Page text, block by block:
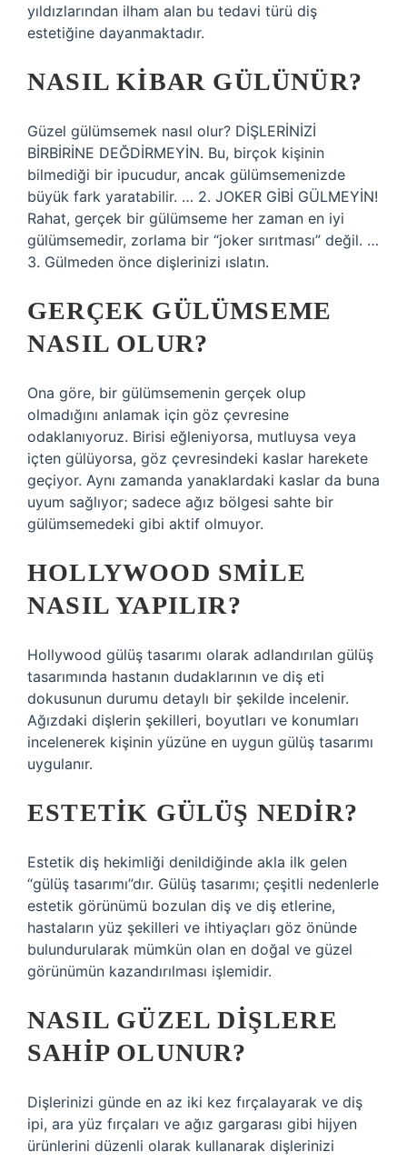
yıldızlarından ilham alan bu tedavi türü diş
estetiğine dayanmaktadır.
NASIL KIBAR GÜLÜNÜR?
Güzel gülümsemek nasıl olur? DİŞLERİNİZİ
BİRBİRİNE DEĞDİRMEYİN. Bu, birçok kişinin
bilmediği bir ipucudur, ancak gülümsemenizde
büyük fark yaratabilir. … 2. JOKER GİBİ GÜLMEYİN!
Rahat, gerçek bir gülümseme her zaman en iyi
gülümsemedir, zorlama bir “joker sırıtması” değil. …
3. Gülmeden önce dişlerinizi ıslatın.
GERÇEK GÜLÜMSEME
NASIL OLUR?
Ona göre, bir gülümsemenin gerçek olup
olmadığını anlamak için göz çevresine
odaklanıyoruz. Birisi eğleniyorsa, mutluysa veya
içten gülüyorsa, göz çevresindeki kaslar harekete
geçiyor. Aynı zamanda yanaklardaki kaslar da buna
uyum sağlıyor; sadece ağız bölgesi sahte bir
gülümsemedeki gibi aktif olmuyor.
HOLLYWOOD SMILE
NASIL YAPILIR?
Hollywood gülüş tasarımı olarak adlandırılan gülüş
tasarımında hastanın dudaklarının ve diş eti
dokusunun durumu detaylı bir şekilde incelenir.
Ağızdaki dişlerin şekilleri, boyutları ve konumları
incelenerek kişinin yüzüne en uygun gülüş tasarımı
uygulanır.
ESTETIK GÜLÜŞ NEDIR?
Estetik diş hekimliği denildiğinde akla ilk gelen
“gülüş tasarımı”dır. Gülüş tasarımı; çeşitli nedenlerle
estetik görünümü bozulan diş ve diş etlerine,
hastaların yüz şekilleri ve ihtiyaçları göz önünde
bulundurularak mümkün olan en doğal ve güzel
görünümün kazandırılması işlemidir.
NASIL GÜZEL DIŞLERE
SAHIP OLUNUR?
Dişlerinizi günde en az iki kez fırçalayarak ve diş
ipi, ara yüz fırçaları ve ağız gargarası gibi hijyen
ürünlerini düzenli olarak kullanarak dişlerinizi